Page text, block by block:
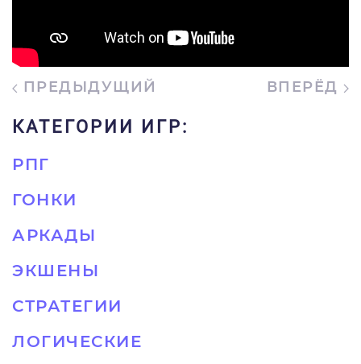
ПРЕДЫДУЩИЙ ВПЕРЁД
КАТЕГОРИИ ИГР:
РПГ
ГОНКИ
АРКАДЫ
ЭКШЕНЫ
СТРАТЕГИИ
ЛОГИЧЕСКИЕ